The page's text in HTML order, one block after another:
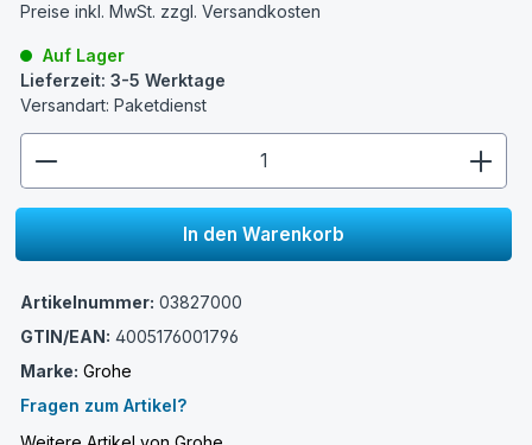
Preise inkl. MwSt. zzgl. Versandkosten
Auf Lager
Lieferzeit: 3-5 Werktage
Versandart: Paketdienst
In den Warenkorb
Artikelnummer: 03827000
GTIN/EAN: 4005176001796
Marke: Grohe
Fragen zum Artikel?